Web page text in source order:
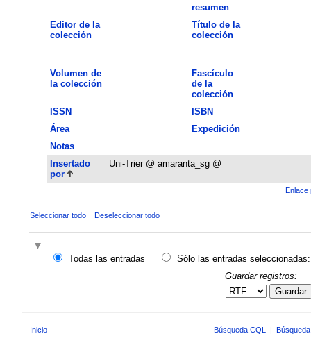
resumen
Editor de la
colección
Título de la
colección
Volumen de
la colección
Fascículo
de la
colección
ISSN
ISBN
Área
Expedición
Notas
Insertado
por
Uni-Trier @ amaranta_sg @
Enlace
Seleccionar todo Deseleccionar todo
Todas las entradas
Sólo las entradas seleccionadas:
Guardar registros:
Guardar
Inicio Búsqueda CQL